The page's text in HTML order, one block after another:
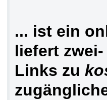
... ist ein
liefert
Links zu